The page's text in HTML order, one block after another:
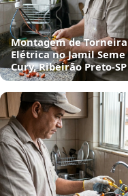
Montagem de Torneira
Elétrica no Jamil Seme
Cury, Ribeirão Preto‑SP